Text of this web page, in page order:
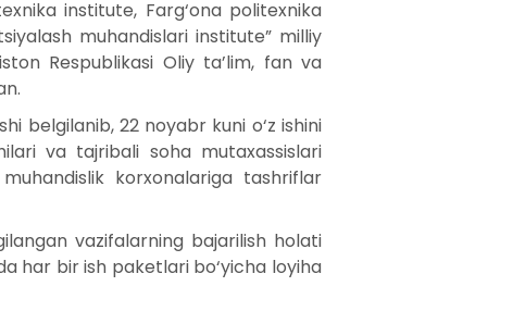
institute, Farg‘ona politexnika
muhandislari institute” milliy
Respublikasi Oliy ta’lim, fan va
belgilanib, 22 noyabr kuni o‘z ishini
va tajribali soha mutaxassislari
korxonalariga tashriflar
vazifalarning bajarilish holati
har bir ish paketlari bo‘yicha loyiha